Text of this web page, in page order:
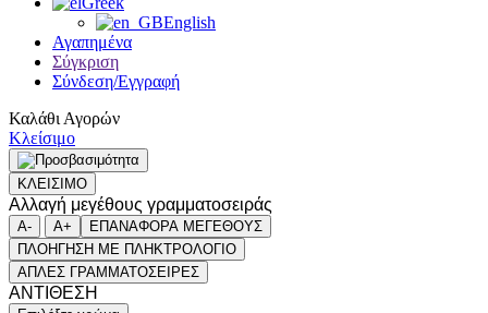
English
Αγαπημένα
Σύγκριση
Σύνδεση/Εγγραφή
Καλάθι Αγορών
Κλείσιμο
ΚΛΕΙΣΙΜΟ
Αλλαγή μεγέθους γραμματοσειράς
A- A+
ΕΠΑΝΑΦΟΡΑ ΜΕΓΕΘΟΥΣ
ΠΛΟΗΓΗΣΗ ΜΕ ΠΛΗΚΤΡΟΛΟΓΙΟ
ΑΠΛΕΣ ΓΡΑΜΜΑΤΟΣΕΙΡΕΣ
ΑΝΤΙΘΕΣΗ